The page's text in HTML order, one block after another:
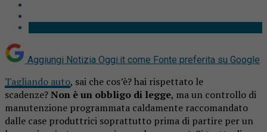
Aggiungi Notizia Oggi.it come Fonte preferita su Google
Tagliando auto, sai che cos’è? hai rispettato le
scadenze?Non è un obbligo di legge, ma un controllo di
manutenzione programmata caldamente raccomandato
dalle case produttrici soprattutto prima di partire per un